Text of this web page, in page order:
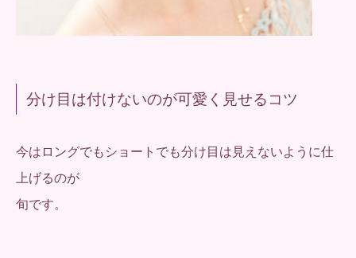
分け目は付けないのが可愛く見せるコツ
今はロングでもショートでも分け目は見えないように仕
上げるのが
旬です。